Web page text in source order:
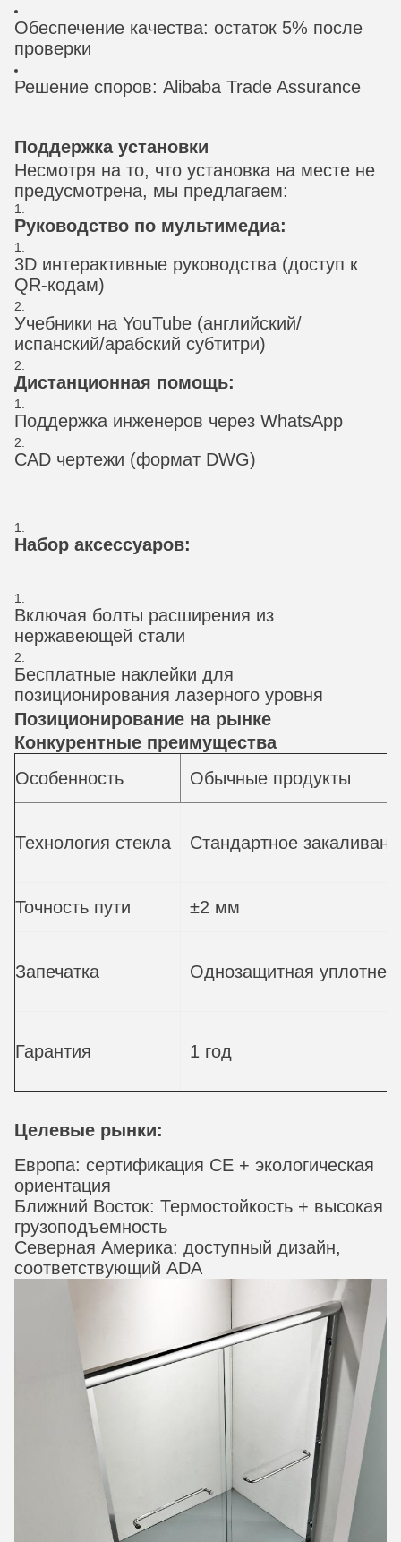
Обеспечение качества: остаток 5% после
проверки
Решение споров: Alibaba Trade Assurance
Поддержка установки
Несмотря на то, что установка на месте не
предусмотрена, мы предлагаем:
Руководство по мультимедиа:
3D интерактивные руководства (доступ к
QR-кодам)
Учебники на YouTube (английский/
испанский/арабский субтитри)
Дистанционная помощь:
Поддержка инженеров через WhatsApp
CAD чертежи (формат DWG)
Набор аксессуаров:
Включая болты расширения из
нержавеющей стали
Бесплатные наклейки для
позиционирования лазерного уровня
Позиционирование на рынке
Конкурентные преимущества
Особенность
Обычные продукты
Технология стекла Стандартное
Точность пути ±2 мм
Запечатка Однозащитная
Гарантия 1 год
Целевые рынки:
Европа: сертификация CE + экологическая
ориентация
Ближний Восток: Термостойкость + высокая
грузоподъемность
Северная Америка: доступный дизайн,
соответствующий ADA